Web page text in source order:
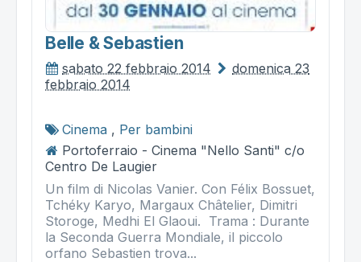
Belle & Sebastien
sabato 22 febbraio 2014
domenica 23
febbraio 2014
Cinema , Per bambini
Portoferraio - Cinema "Nello Santi" c/o
Centro De Laugier
Un film di Nicolas Vanier. Con Félix Bossuet,
Tchéky Karyo, Margaux Châtelier, Dimitri
Storoge, Medhi El Glaoui. Trama : Durante
la Seconda Guerra Mondiale, il piccolo
orfano Sebastien trova...